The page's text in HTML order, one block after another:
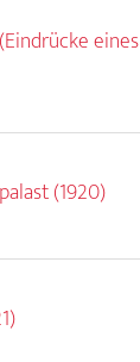
eines
(1920)